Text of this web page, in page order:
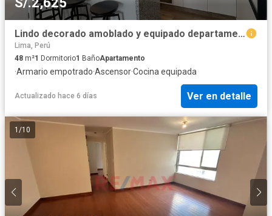
Lindo decorado amoblado y equipado departamento barranco
Lima, Perú
48 m²1 Dormitorio1 BañoApartamento
·Armario empotrado·Ascensor·Cocina equipada
Actualizado hace 6 días Ver en detalle
1 /10